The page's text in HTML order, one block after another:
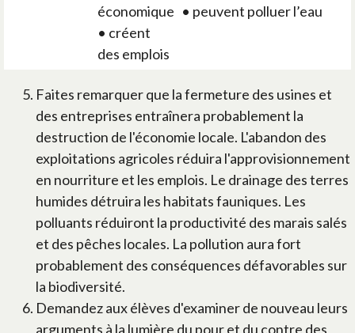
économique
• créent
des emplois
• peuvent polluer l’eau
Faites remarquer que la fermeture des usines et
des entreprises entraînera probablement la
destruction de l'économie locale. L'abandon des
exploitations agricoles réduira l'approvisionnement
en nourriture et les emplois. Le drainage des terres
humides détruira les habitats fauniques. Les
polluants réduiront la productivité des marais salés
et des pêches locales. La pollution aura fort
probablement des conséquences défavorables sur
la biodiversité.
Demandez aux élèves d'examiner de nouveau leurs
arguments à la lumière du pour et du contre des